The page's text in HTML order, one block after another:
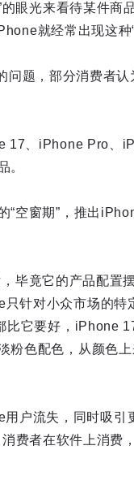
眼光来看待某件商
就经常出现这种
问题，部分消费者
17、iPhone Pro、
。
“空窗期”，推出
毕竟它的产品配置
针对小众市场的
它要好，iPhone
粉色配色，从颜色
户流失，同时吸
费者在软件上消费